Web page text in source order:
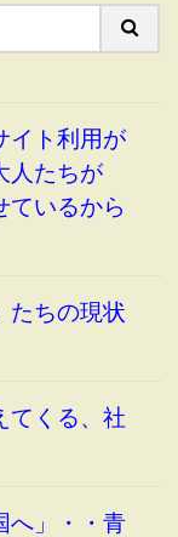
イト利用が
人たちが
ているから
たちの現状
てくる、社
へ」・・青